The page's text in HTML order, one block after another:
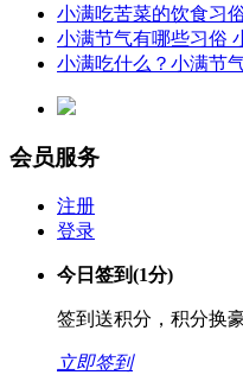
小满吃苦菜的饮食习
小满节气有哪些习俗
小满吃什么？小满节
会员服务
注册
登录
今日签到(1分)
签到送积分，积分换
立即签到